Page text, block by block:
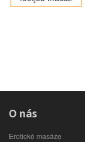
O nás
Erotické masáže